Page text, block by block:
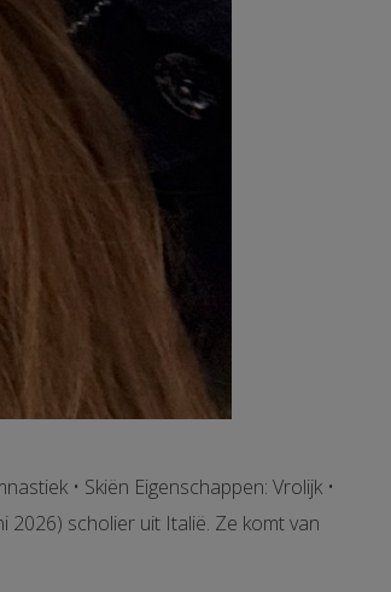
• Skiën Eigenschappen: Vrolijk •
2026) scholier uit Italië. Ze komt van